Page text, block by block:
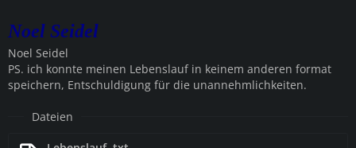
Noel Seidel
Noel Seidel
PS. ich konnte meinen Lebenslauf in keinem anderen format
speichern, Entschuldigung für die unannehmlichkeiten.
Dateien